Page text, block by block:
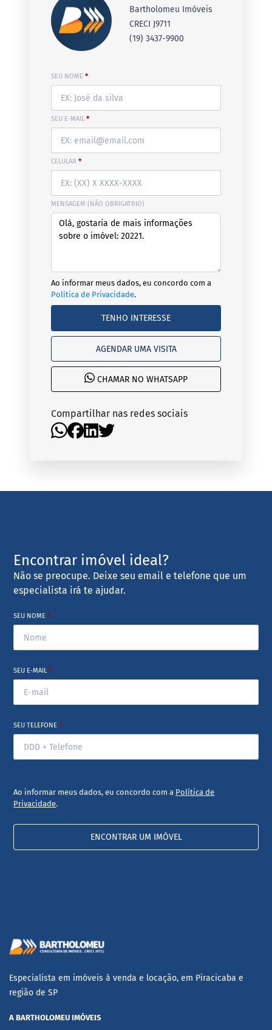
Bartholomeu Imóveis
CRECI J9711
(19) 3437-9900
SEU NOME *
SEU E-MAIL *
CELULAR *
MENSAGEM (NÃO OBRIGATRIO)
Ao informar meus dados, eu concordo com a
Política de Privacidade.
TENHO INTERESSE
AGENDAR UMA VISITA
CHAMAR NO WHATSAPP
Compartilhar nas redes sociais
Encontrar imóvel ideal?
Não se preocupe. Deixe seu email e telefone que um
especialista irá te ajudar.
SEU NOME*
SEU E-MAIL*
SEU TELEFONE*
Ao informar meus dados, eu concordo com a Política de
Privacidade.
ENCONTRAR UM IMÓVEL
Especialista em imóveis à venda e locação, em Piracicaba e
região de SP
A BARTHOLOMEU IMÓVEIS